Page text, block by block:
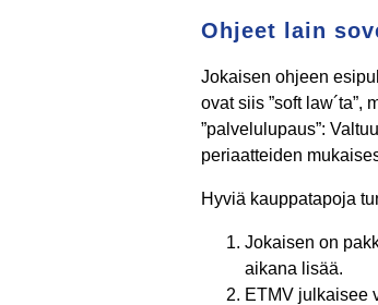
Ohjeet lain
Jokaisen ohjeen
ovat siis ”soft
”palvelulupaus”:
periaatteiden
Hyviä kauppatapoja
Jokaisen on
aikana lisää.
ETMV julkaisee